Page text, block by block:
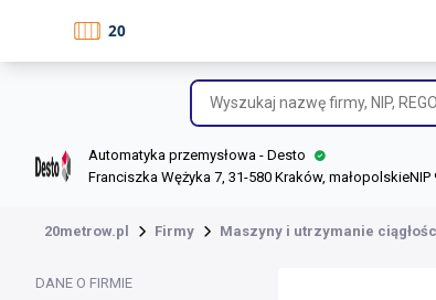
Automatyka przemysłowa - Desto
Franciszka Wężyka 7, 31-580 Kraków, małopolskieNIP
20metrow.pl Firmy Maszyny i utrzymanie
DANE O FIRMIE